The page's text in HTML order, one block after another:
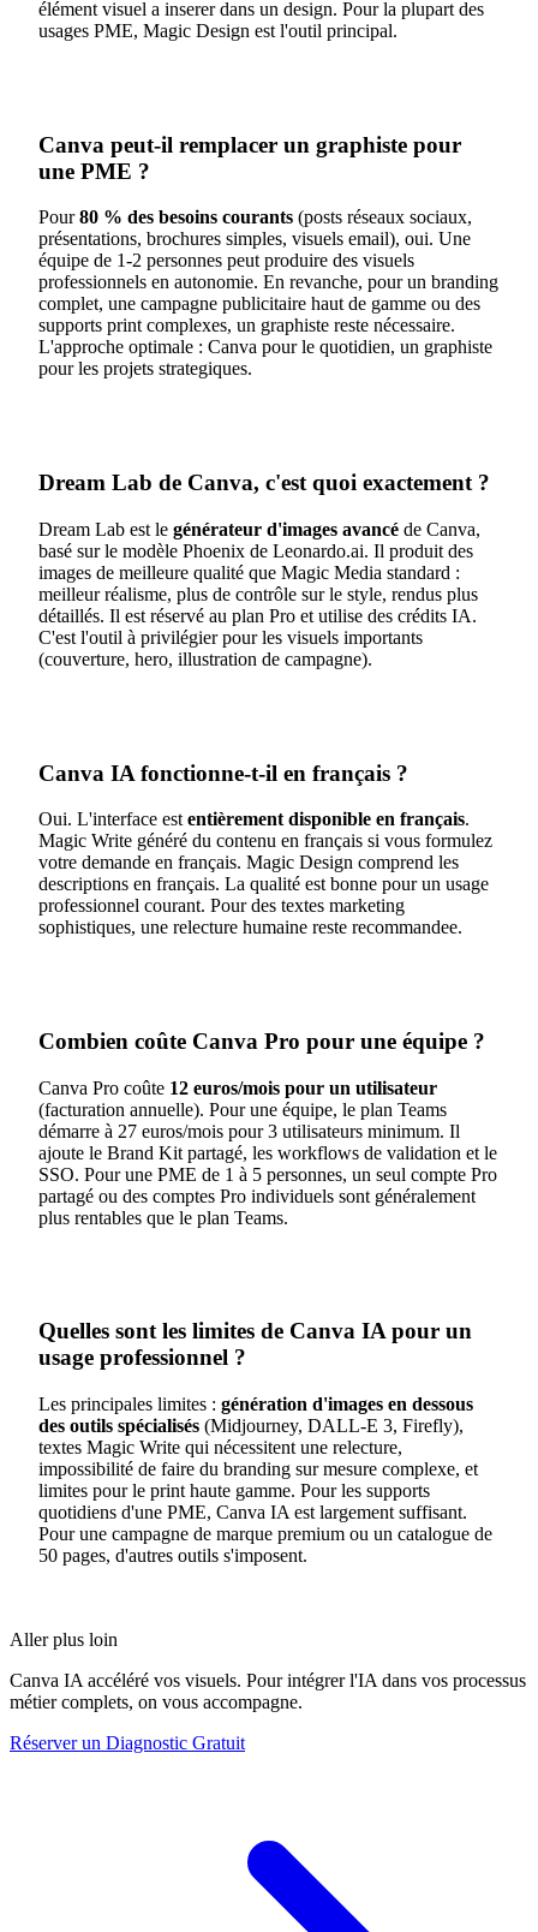
élément visuel a inserer dans un design. Pour la plupart des
usages PME, Magic Design est l'outil principal.
Canva peut-il remplacer un graphiste pour
une PME ?
Pour80 % des besoins courants (posts réseaux sociaux,
présentations, brochures simples, visuels email), oui. Une
équipe de 1-2 personnes peut produire des visuels
professionnels en autonomie. En revanche, pour un branding
complet, une campagne publicitaire haut de gamme ou des
supports print complexes, un graphiste reste nécessaire.
L'approche optimale : Canva pour le quotidien, un graphiste
pour les projets strategiques.
Dream Lab de Canva, c'est quoi exactement ?
Dream Lab est le générateur d'images avancé de Canva,
basé sur le modèle Phoenix de Leonardo.ai. Il produit des
images de meilleure qualité que Magic Media standard :
meilleur réalisme, plus de contrôle sur le style, rendus plus
détaillés. Il est réservé au plan Pro et utilise des crédits IA.
C'est l'outil à privilégier pour les visuels importants
(couverture, hero, illustration de campagne).
Canva IA fonctionne-t-il en français ?
Oui. L'interface est entièrement disponible en français.
Magic Write généré du contenu en français si vous formulez
votre demande en français. Magic Design comprend les
descriptions en français. La qualité est bonne pour un usage
professionnel courant. Pour des textes marketing
sophistiques, une relecture humaine reste recommandee.
Combien coûte Canva Pro pour une équipe ?
Canva Pro coûte 12 euros/mois pour un utilisateur
(facturation annuelle). Pour une équipe, le plan Teams
démarre à 27 euros/mois pour 3 utilisateurs minimum. Il
ajoute le Brand Kit partagé, les workflows de validation et le
SSO. Pour une PME de 1 à 5 personnes, un seul compte Pro
partagé ou des comptes Pro individuels sont généralement
plus rentables que le plan Teams.
Quelles sont les limites de Canva IA pour un
usage professionnel ?
Les principales limites : génération d'images en dessous
des outils spécialisés (Midjourney, DALL-E 3, Firefly),
textes Magic Write qui nécessitent une relecture,
impossibilité de faire du branding sur mesure complexe, et
limites pour le print haute gamme. Pour les supports
quotidiens d'une PME, Canva IA est largement suffisant.
Pour une campagne de marque premium ou un catalogue de
50 pages, d'autres outils s'imposent.
Aller plus loin
Canva IA accéléré vos visuels. Pour intégrer l'IA dans vos processus
métier complets, on vous accompagne.
Réserver un Diagnostic Gratuit